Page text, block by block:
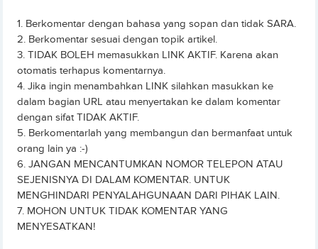
1. Berkomentar dengan bahasa yang sopan dan tidak SARA.
2. Berkomentar sesuai dengan topik artikel.
3. TIDAK BOLEH memasukkan LINK AKTIF. Karena akan
otomatis terhapus komentarnya.
4. Jika ingin menambahkan LINK silahkan masukkan ke
dalam bagian URL atau menyertakan ke dalam komentar
dengan sifat TIDAK AKTIF.
5. Berkomentarlah yang membangun dan bermanfaat untuk
orang lain ya :-)
6. JANGAN MENCANTUMKAN NOMOR TELEPON ATAU
SEJENISNYA DI DALAM KOMENTAR. UNTUK
MENGHINDARI PENYALAHGUNAAN DARI PIHAK LAIN.
7. MOHON UNTUK TIDAK KOMENTAR YANG
MENYESATKAN!